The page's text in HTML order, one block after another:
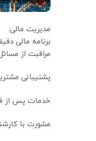
مدیریت مالی:
برنامه مالی
مراقبت از
پشتیبانی
خدمات پس از
مشورت با